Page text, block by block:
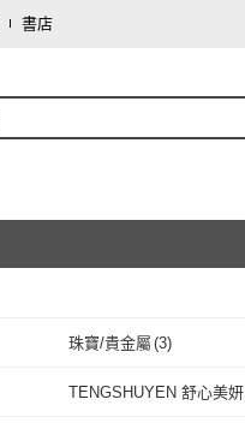
書店
珠寶/貴金屬 (3)
TENGSHUYEN 舒心美妍